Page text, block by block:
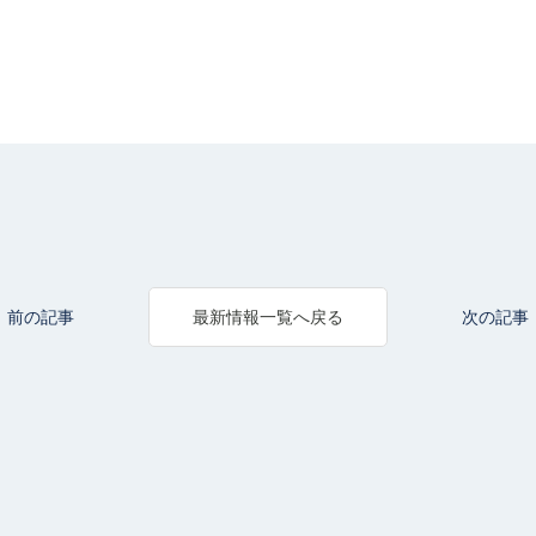
前の記事 最新情報一覧へ戻る 次の記事